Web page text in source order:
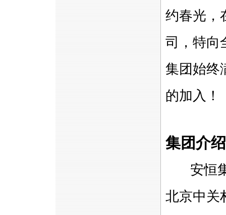
约春光，
司，特向
集团始终
的加入！
集团介绍
安恒集
北京中关